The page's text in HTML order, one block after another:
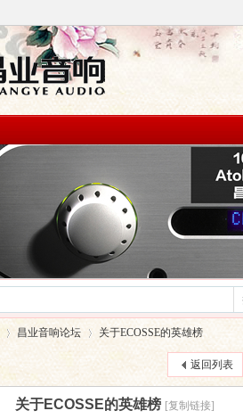
昌业音响论坛
›
关于ECOSSE的英雄榜
返回列表
关于ECOSSE的英雄榜 [复制链接]